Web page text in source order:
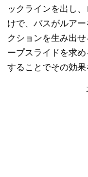
ックラインを出し
けで、バスがルア
クションを生み出
ープスライドを求
することでその効果
ス